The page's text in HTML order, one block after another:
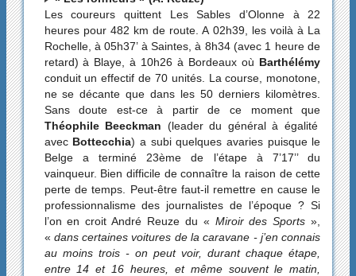
Les coureurs quittent Les Sables d’Olonne à 22
heures pour 482 km de route. A 02h39, les voilà à La
Rochelle, à 05h37’ à Saintes, à 8h34 (avec 1 heure de
retard) à Blaye, à 10h26 à Bordeaux où Barthélémy
conduit un effectif de 70 unités. La course, monotone,
ne se décante que dans les 50 derniers kilomètres.
Sans doute est-ce à partir de ce moment que
Théophile Beeckman (leader du général à égalité
avec Bottecchia) a subi quelques avaries puisque le
Belge a terminé 23ème de l’étape à 7’17’’ du
vainqueur. Bien difficile de connaître la raison de cette
perte de temps. Peut-être faut-il remettre en cause le
professionnalisme des journalistes de l’époque ? Si
l’on en croit André Reuze du « Miroir des Sports »,
« dans certaines voitures de la caravane - j’en connais
au moins trois - on peut voir, durant chaque étape,
entre 14 et 16 heures, et même souvent le matin,